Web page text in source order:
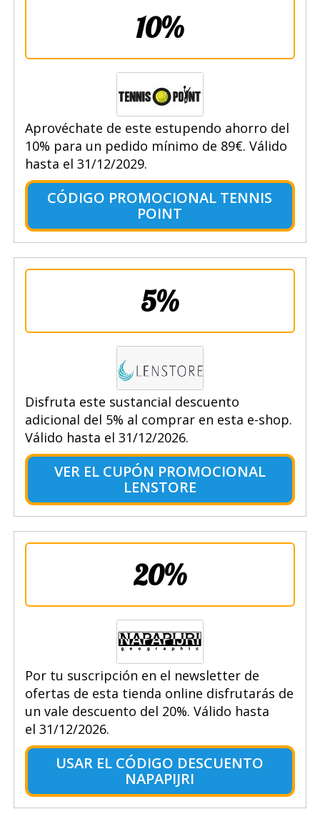
10%
Aprovéchate de este estupendo ahorro del
10% para un pedido mínimo de 89€. Válido
hasta el 31/12/2029.
CÓDIGO PROMOCIONAL TENNIS
POINT
5%
Disfruta este sustancial descuento
adicional del 5% al comprar en esta e-shop.
Válido hasta el 31/12/2026.
VER EL CUPÓN PROMOCIONAL
LENSTORE
20%
Por tu suscripción en el newsletter de
ofertas de esta tienda online disfrutarás de
un vale descuento del 20%. Válido hasta
el 31/12/2026.
USAR EL CÓDIGO DESCUENTO
NAPAPIJRI